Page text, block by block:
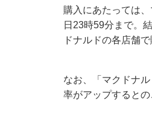
購入にあたっては
日23時59分まで。
ドナルドの各店舗で
なお、「マクドナ
率がアップすると